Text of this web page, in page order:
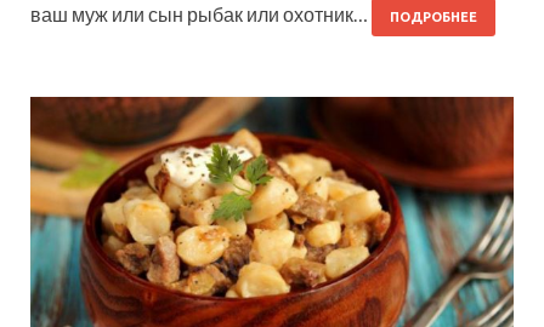
ваш муж или сын рыбак или охотник…
ПОДРОБНЕЕ